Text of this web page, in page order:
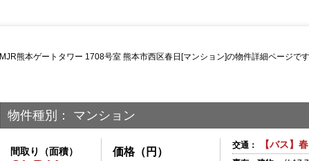
MJR熊本ゲートタワー 1708号室 熊本市西区春日[マンション]の物件詳細ページです
物件種別： マンション
間取り（面積） 価格（円）
交通： 【バス】